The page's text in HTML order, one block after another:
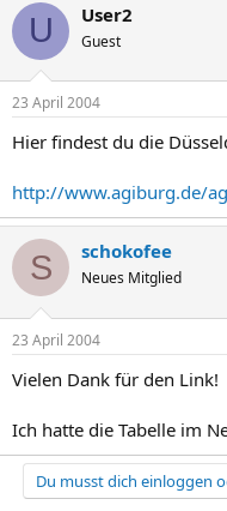
U User2
Guest
23 April 2004
Hier findest du die
http://www.agiburg.de/
S schokofee
Neues Mitglied
23 April 2004
Vielen Dank für den Link!
Ich hatte die Tabelle im
Du musst dich einloggen